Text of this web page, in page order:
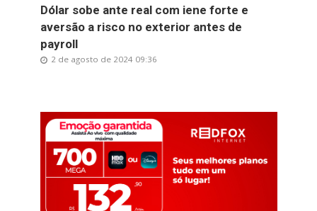
Dólar sobe ante real com iene forte e
aversão a risco no exterior antes de
payroll
2 de agosto de 2024 09:36